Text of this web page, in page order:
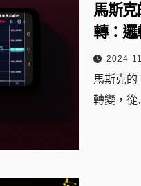
馬斯克
轉：邏
2024-
馬斯克
轉變，